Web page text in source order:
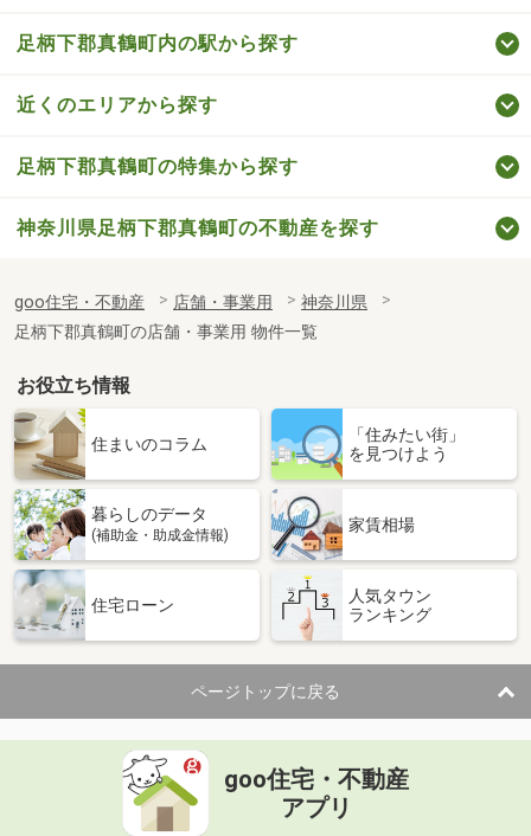
足柄下郡真鶴町内の駅から探す
近くのエリアから探す
足柄下郡真鶴町の特集から探す
神奈川県足柄下郡真鶴町の不動産を探す
goo住宅・不動産 店舗・事業用
神奈川県
足柄下郡真鶴町の店舗・事業用 物件一覧
お役立ち情報
住まいのコラム
「住みたい街」
を見つけよう
暮らしのデータ
(補助金・助成金情報)
家賃相場
住宅ローン
人気タウン
ランキング
ページトップに戻る
goo住宅・不動産
アプリ